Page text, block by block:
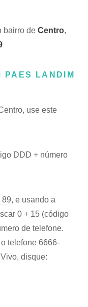
bairro de Centro,
PAES LANDIM
use este
DDD + número
89, e usando a
0 + 15 (código
de telefone.
telefone 6666-
disque: